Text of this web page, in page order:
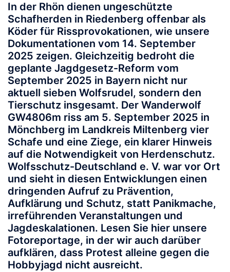
In der Rhön dienen ungeschützte
Schafherden in Riedenberg offenbar als
Köder für Rissprovokationen, wie unsere
Dokumentationen vom 14. September
2025 zeigen. Gleichzeitig bedroht die
geplante Jagdgesetz-Reform vom
September 2025 in Bayern nicht nur
aktuell sieben Wolfsrudel, sondern den
Tierschutz insgesamt. Der Wanderwolf
GW4806m riss am 5. September 2025 in
Mönchberg im Landkreis Miltenberg vier
Schafe und eine Ziege, ein klarer Hinweis
auf die Notwendigkeit von Herdenschutz.
Wolfsschutz-Deutschland e. V. war vor Ort
und sieht in diesen Entwicklungen einen
dringenden Aufruf zu Prävention,
Aufklärung und Schutz, statt Panikmache,
irreführenden Veranstaltungen und
Jagdeskalationen. Lesen Sie hier unsere
Fotoreportage, in der wir auch darüber
aufklären, dass Protest alleine gegen die
Hobbyjagd nicht ausreicht.